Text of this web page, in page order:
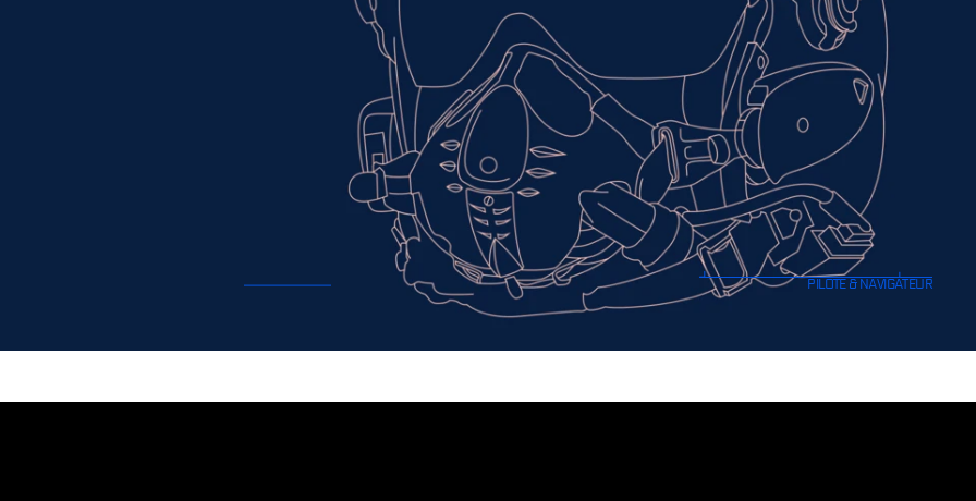
deviennent des missions de haut vol,
l’armée de l’Air et de l’Espace. Combat, transport
reconnaissance : pour les pilotes et navigateurs, les
aux commandes d’avions, d’hélicoptères ou de
drones.